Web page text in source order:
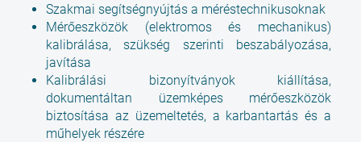
Szakmai segítségnyújtás a méréstechnikusoknak
Mérőeszközök (elektromos és mechanikus)
kalibrálása, szükség szerinti beszabályozása,
javítása
Kalibrálási bizonyítványok kiállítása,
dokumentáltan üzemképes mérőeszközök
biztosítása az üzemeltetés, a karbantartás és a
műhelyek részére